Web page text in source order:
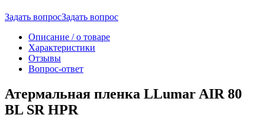
Задать вопросЗадать вопрос
Описание / о товаре
Характеристики
Отзывы
Вопрос-ответ
Атермальная пленка LLumar AIR 80
BL SR HPR